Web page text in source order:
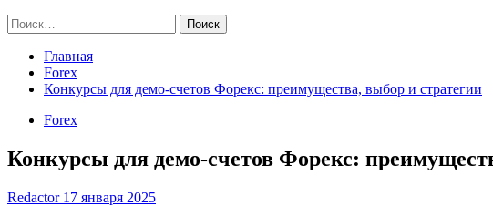
Найти:
Главная
Forex
Конкурсы для демо-счетов Форекс: преимущества, выбор и стратегии
Forex
Конкурсы для демо-счетов Форекс:
Redactor 17 января 2025